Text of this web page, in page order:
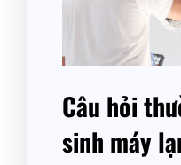
Câu hỏi
sinh máy